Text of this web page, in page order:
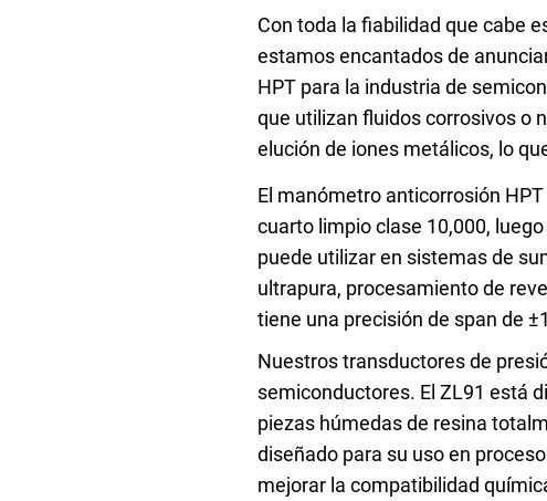
lecturas fiables de presión y temperatura.
Agua y
Con toda la fiabilidad que cabe
estamos encantados de
HPT para la industria de
que utilizan fluidos corrosivos o
elución de iones metálicos, lo
El manómetro anticorrosión
cuarto limpio clase 10,000,
puede utilizar en sistemas de
ultrapura, procesamiento de
tiene una precisión de span de
Nuestros transductores de
semiconductores. El ZL91 está
piezas húmedas de resina
diseñado para su uso en
mejorar la compatibilidad